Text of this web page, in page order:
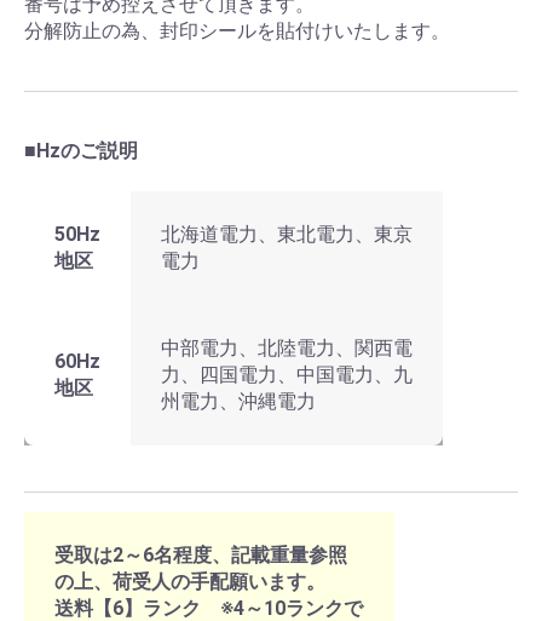
分解防止の為、封印シールを貼付けいたします。
■Hzのご説明
50Hz
地区
北海道電力、東北電力、東京
電力
60Hz
地区
中部電力、北陸電力、関西電
力、四国電力、中国電力、九
州電力、沖縄電力
受取は2～6名程度、記載重量参照
の上、荷受人の手配願います。
送料【6】ランク ※4～10ランクで